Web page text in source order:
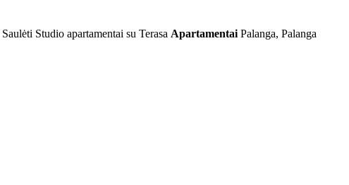
Saulėti Studio apartamentai su Terasa Apartamentai Palanga, Palanga